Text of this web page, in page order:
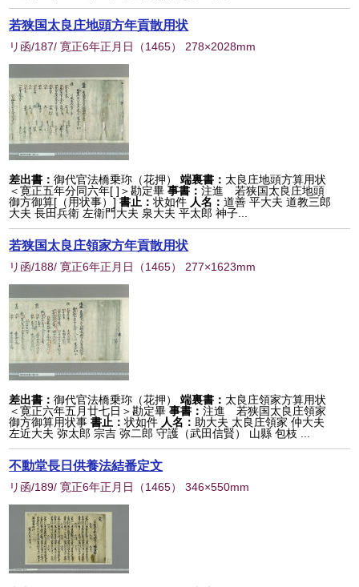
若狭国太良庄地頭方年貢散用状
リ函/187/ 寛正6年正月日 （1465） 278×2028mm
差出書：御代官法橋乗珎（花押） 端裏書： 太良庄地頭方算用状
＜寛正五年分同六年[ ]＞勘定畢 事書：注進 若狭国太良庄地頭
御方御算[（用状事）] 書止：状如件 人名：道善 平大夫 道教三郎
大夫 長田兵衛 左衛門大夫 泉大夫 平太郎 神子...
若狭国太良庄領家方年貢散用状
リ函/188/ 寛正6年正月日 （1465） 277×1623mm
差出書：御代官法橋乗珎（花押） 端裏書： 太良庄領家方算用状
＜寛正六年五月廿七日＞勘定畢 事書：注進 若狭国太良庄領家
御方御算用状事 書止：状如件 人名： 助大夫 太良庄領家 仲大夫
左近大夫 弥太郎 宗吉 弥二郎 守護（武田信賢） 山縣 包枝 ...
不動堂長日供養法結番定文
リ函/189/ 寛正6年正月日 （1465） 346×550mm